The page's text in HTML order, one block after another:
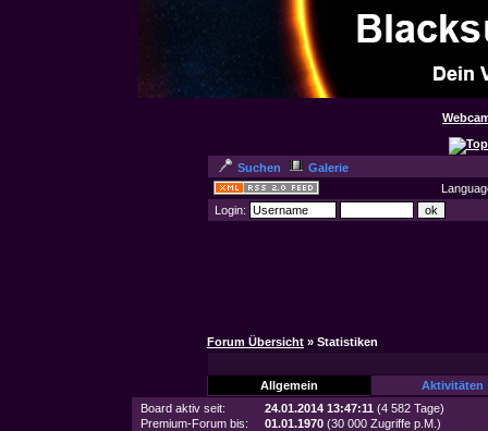
Suchen
Galerie
Login:
Forum Übersicht » Statistiken
Allgemein
Aktivitäten
Board aktiv seit:
24.01.2014 13:47:11 (4 582 Tage)
Premium-Forum bis:
01.01.1970 (30 000 Zugriffe p.M.)